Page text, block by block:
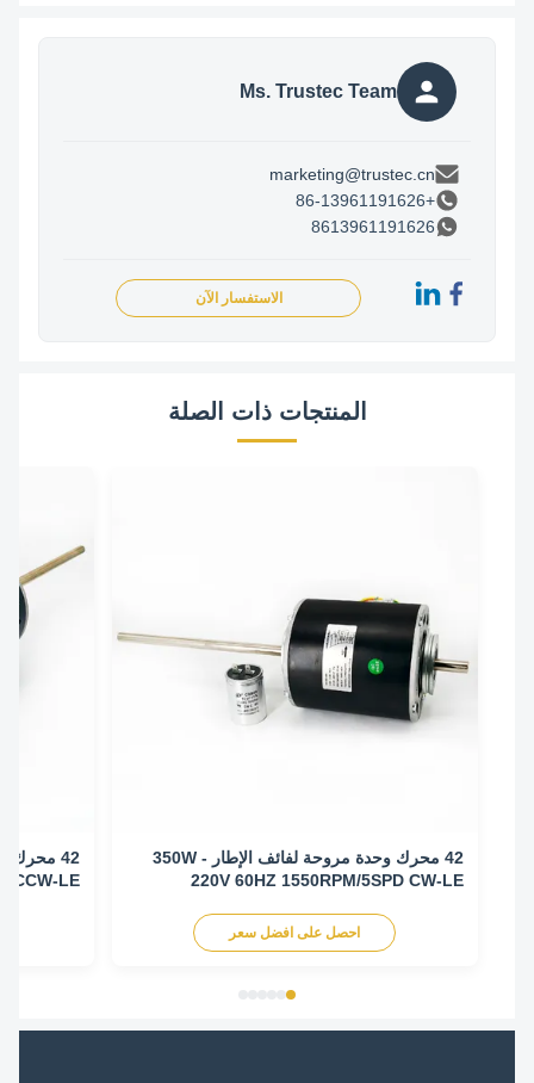
Ms. Trustec Team
marketing@trustec.cn
8613961191626
الاستفسار الآن
المنتجات ذات الصلة
42 محرك وحدة مروحة لفائف الإطار - 350W
220V 60HZ 1550RPM/5SPD CW-LE
احصل على افضل سعر
CCW-LE